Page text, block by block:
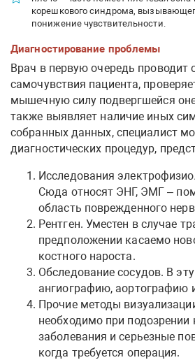
корешкового синдрома,
понижение чувствительности.
Диагностирование проблемы
Врач в первую очередь проводит
самочувствия пациента,
мышечную силу подвергшейся
также выявляет наличие иных
собранных данных, специалист
диагностических процедур,
Исследования
Сюда относят ЭНГ, ЭМГ –
область поврежденного
Рентген. Уместен в случае
предположении касаемо
костного нароста.
Обследование сосудов. В
ангиографию, аортографию
Прочие методы
необходимо при подозрении
заболевания и серьезные
когда требуется операция.